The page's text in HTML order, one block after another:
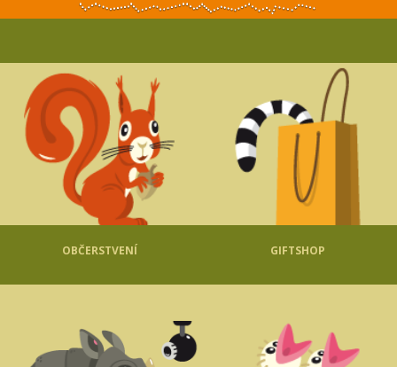
OBČERSTVENÍ GIFTSHOP